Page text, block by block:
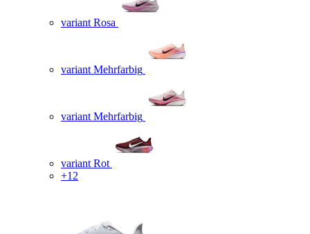
variant Rosa
variant Mehrfarbig
variant Mehrfarbig
variant Rot
+12